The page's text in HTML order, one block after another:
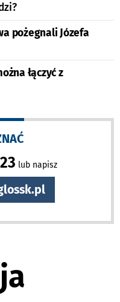
pożegnali Józefa
łączyć z
lub napisz